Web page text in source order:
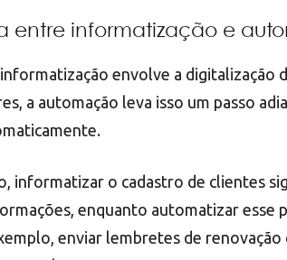
entre informatização e
envolve a digitalização
a automação leva isso um passo
informatizar o cadastro de clientes
enquanto automatizar esse
enviar lembretes de renovação